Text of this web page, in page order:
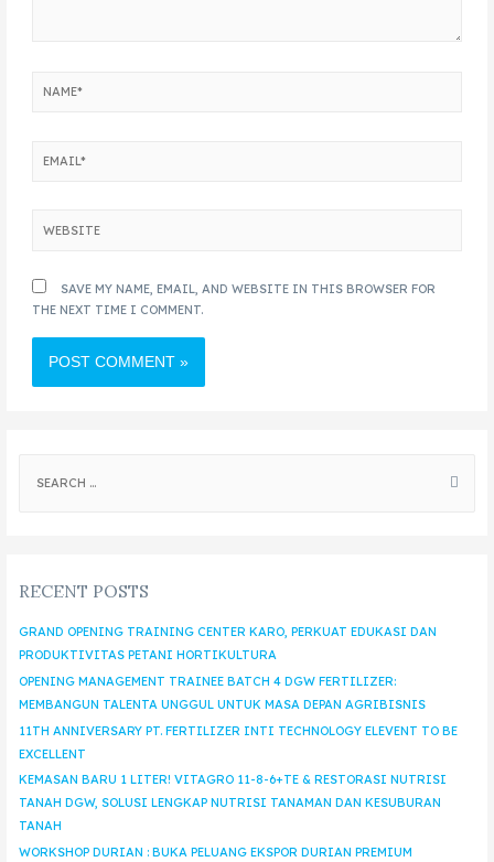
SAVE MY NAME, EMAIL, AND WEBSITE IN THIS BROWSER FOR
THE NEXT TIME I COMMENT.
RECENT POSTS
GRAND OPENING TRAINING CENTER KARO, PERKUAT EDUKASI DAN
PRODUKTIVITAS PETANI HORTIKULTURA
OPENING MANAGEMENT TRAINEE BATCH 4 DGW FERTILIZER:
MEMBANGUN TALENTA UNGGUL UNTUK MASA DEPAN AGRIBISNIS
11TH ANNIVERSARY PT. FERTILIZER INTI TECHNOLOGY ELEVENT TO BE
EXCELLENT
KEMASAN BARU 1 LITER! VITAGRO 11-8-6+TE & RESTORASI NUTRISI
TANAH DGW, SOLUSI LENGKAP NUTRISI TANAMAN DAN KESUBURAN
TANAH
WORKSHOP DURIAN : BUKA PELUANG EKSPOR DURIAN PREMIUM